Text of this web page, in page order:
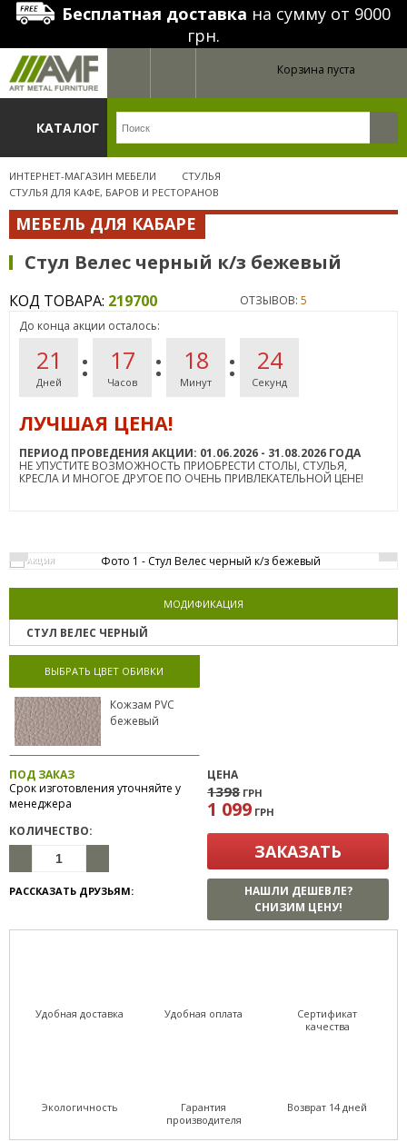
Бесплатная доставка на сумму от 9000
грн.
Корзина пуста
КАТАЛОГ
ИНТЕРНЕТ-МАГАЗИН МЕБЕЛИ
СТУЛЬЯ
СТУЛЬЯ ДЛЯ КАФЕ, БАРОВ И РЕСТОРАНОВ
МЕБЕЛЬ ДЛЯ КАБАРЕ
Стул Велес черный к/з бежевый
КОД ТОВАРА: 219700 ОТЗЫВОВ: 5
До конца акции осталось:
Дней
21
Часов
17
Минут
18
Секунд
24
ЛУЧШАЯ ЦЕНА!
ПЕРИОД ПРОВЕДЕНИЯ АКЦИИ: 01.06.2026 - 31.08.2026 ГОДА
НЕ УПУСТИТЕ ВОЗМОЖНОСТЬ ПРИОБРЕСТИ СТОЛЫ, СТУЛЬЯ,
КРЕСЛА И МНОГОЕ ДРУГОЕ ПО ОЧЕНЬ ПРИВЛЕКАТЕЛЬНОЙ ЦЕНЕ!
АКЦИЯ
МОДИФИКАЦИЯ
СТУЛ ВЕЛЕС ЧЕРНЫЙ
ВЫБРАТЬ ЦВЕТ ОБИВКИ
Кожзам PVC
бежевый
ПОД ЗАКАЗ
Срок изготовления уточняйте у
менеджера
КОЛИЧЕСТВО:
РАССКАЗАТЬ ДРУЗЬЯМ:
ЦЕНА
1398 ГРН
1 099 ГРН
ЗАКАЗАТЬ
НАШЛИ ДЕШЕВЛЕ?
СНИЗИМ ЦЕНУ!
Удобная доставка Удобная оплата
Сертификат
качества
Экологичность
Гарантия
производителя
Возврат 14 дней